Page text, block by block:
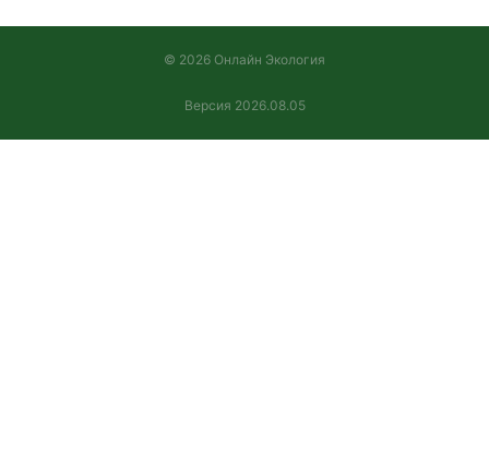
© 2026 Онлайн Экология
Версия 2026.08.05